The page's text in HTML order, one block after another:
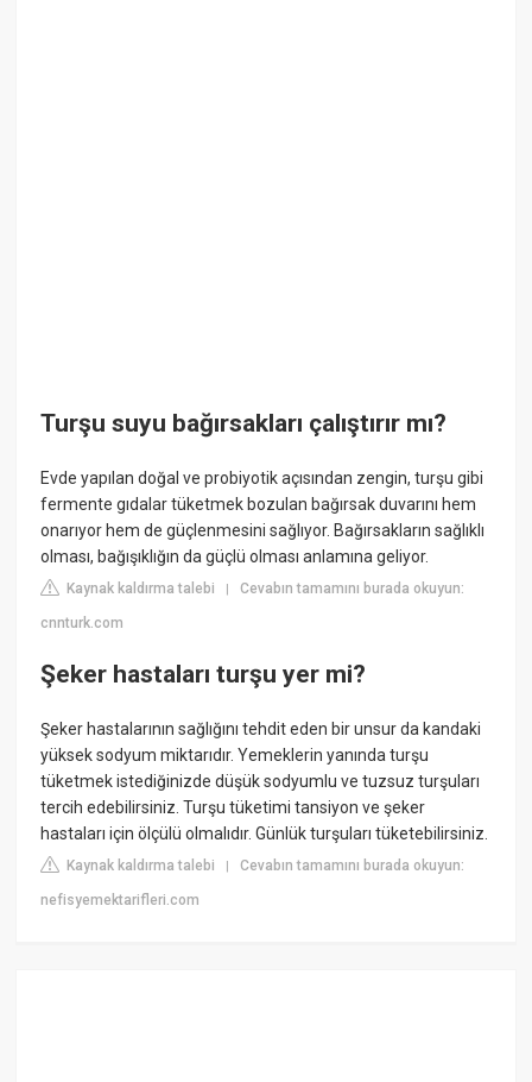
Turşu suyu bağırsakları çalıştırır mı?
Evde yapılan doğal ve probiyotik açısından zengin, turşu gibi
fermente gıdalar tüketmek bozulan bağırsak duvarını hem
onarıyor hem de güçlenmesini sağlıyor. Bağırsakların sağlıklı
olması, bağışıklığın da güçlü olması anlamına geliyor.
Kaynak kaldırma talebi |Cevabın tamamını burada okuyun:
cnnturk.com
Şeker hastaları turşu yer mi?
Şeker hastalarının sağlığını tehdit eden bir unsur da kandaki
yüksek sodyum miktarıdır. Yemeklerin yanında turşu
tüketmek istediğinizde düşük sodyumlu ve tuzsuz turşuları
tercih edebilirsiniz. Turşu tüketimi tansiyon ve şeker
hastaları için ölçülü olmalıdır. Günlük turşuları tüketebilirsiniz.
Kaynak kaldırma talebi |Cevabın tamamını burada okuyun:
nefisyemektarifleri.com